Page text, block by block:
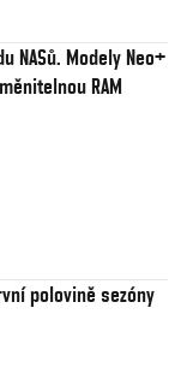
NASů. Modely Neo+
RAM
polovině sezóny